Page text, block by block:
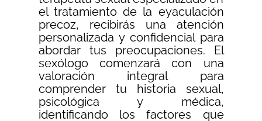
el tratamiento de la eyaculación
precoz, recibirás una atención
personalizada y confidencial para
abordar tus preocupaciones. El
sexólogo comenzará con una
valoración integral para
comprender tu historia sexual,
psicológica y médica,
identificando los factores que